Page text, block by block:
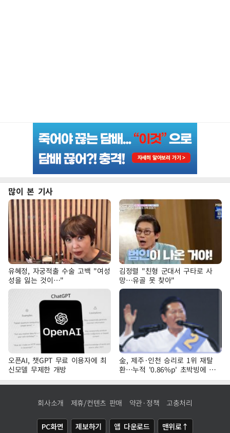
많이 본 기사
유혜정, 자궁적출 수술 고백 "여성
성을 잃는 것이…"
김정렬 "친형 군대서 구타로 사
망…유골 못 찾아"
오픈AI, 챗GPT 무료 이용자에 최
신모델 무제한 개방
金, 제주·인천 승리로 1위 재탈
환…누적 '0.86%p' 초박빙에 호
남 표심 주목
회사소개 제휴/컨텐츠 판매 약관·정책 고충처리
PC화면 제보하기 앱 다운로드 맨위로↑